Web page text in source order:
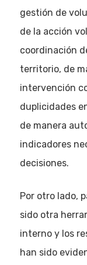
gestión de
de la acción
coordinación
territorio, de
intervención
duplicidades
de manera
indicadores
decisiones.
Por otro lado,
sido otra
interno y los
han sido